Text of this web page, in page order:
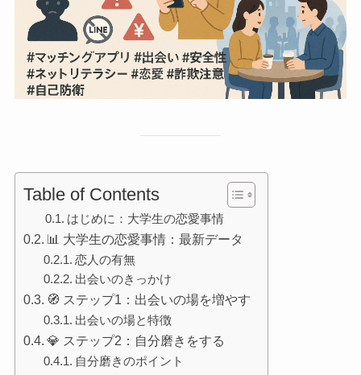
Table of Contents
はじめに：大学生の恋愛事情
📊 大学生の恋愛事情：最新データ
恋人の有無
出会いのきっかけ
🧭 ステップ1：出会いの場を増やす
出会いの場と特徴
💎 ステップ2：自分磨きをする
自分磨きのポイント